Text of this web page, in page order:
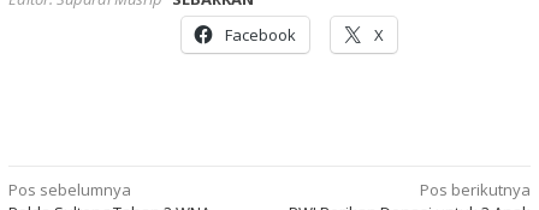
Facebook
X
Navigasi
Pos sebelumnya
Pos berikutnya